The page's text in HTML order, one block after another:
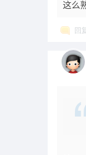
这么
回